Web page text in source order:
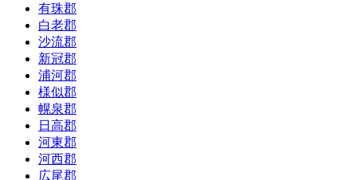
有珠郡
白老郡
沙流郡
新冠郡
浦河郡
様似郡
幌泉郡
日高郡
河東郡
河西郡
広尾郡